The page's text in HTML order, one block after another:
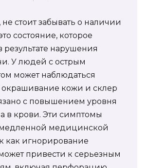
не стоит забывать о наличии
состояние, которое
результате нарушения
У людей с острым
может наблюдаться
кожи и склер
с повышением уровня
в крови. Эти симптомы
медицинской
как игнорирование
привести к серьезным